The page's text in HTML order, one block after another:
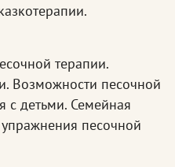
терапии.
Возможности песочной
с детьми. Семейная
песочной